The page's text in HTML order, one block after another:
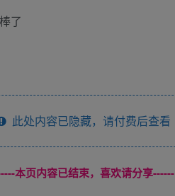
了
此处内容已隐藏，请付费后查看
本页内容已结束，喜欢请分享------